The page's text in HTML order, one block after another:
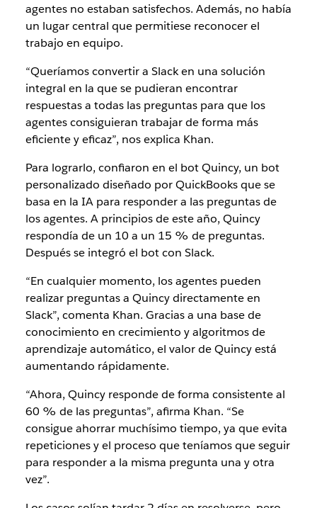
agentes no estaban satisfechos. Además, no había
un lugar central que permitiese reconocer el
trabajo en equipo.
“Queríamos convertir a Slack en una solución
integral en la que se pudieran encontrar
respuestas a todas las preguntas para que los
agentes consiguieran trabajar de forma más
eficiente y eficaz”, nos explica Khan.
Para lograrlo, confiaron en el bot Quincy, un bot
personalizado diseñado por QuickBooks que se
basa en la IA para responder a las preguntas de
los agentes. A principios de este año, Quincy
respondía de un 10 a un 15 % de preguntas.
Después se integró el bot con Slack.
“En cualquier momento, los agentes pueden
realizar preguntas a Quincy directamente en
Slack”, comenta Khan. Gracias a una base de
conocimiento en crecimiento y algoritmos de
aprendizaje automático, el valor de Quincy está
aumentando rápidamente.
“Ahora, Quincy responde de forma consistente al
60 % de las preguntas”, afirma Khan. “Se
consigue ahorrar muchísimo tiempo, ya que evita
repeticiones y el proceso que teníamos que seguir
para responder a la misma pregunta una y otra
vez”.